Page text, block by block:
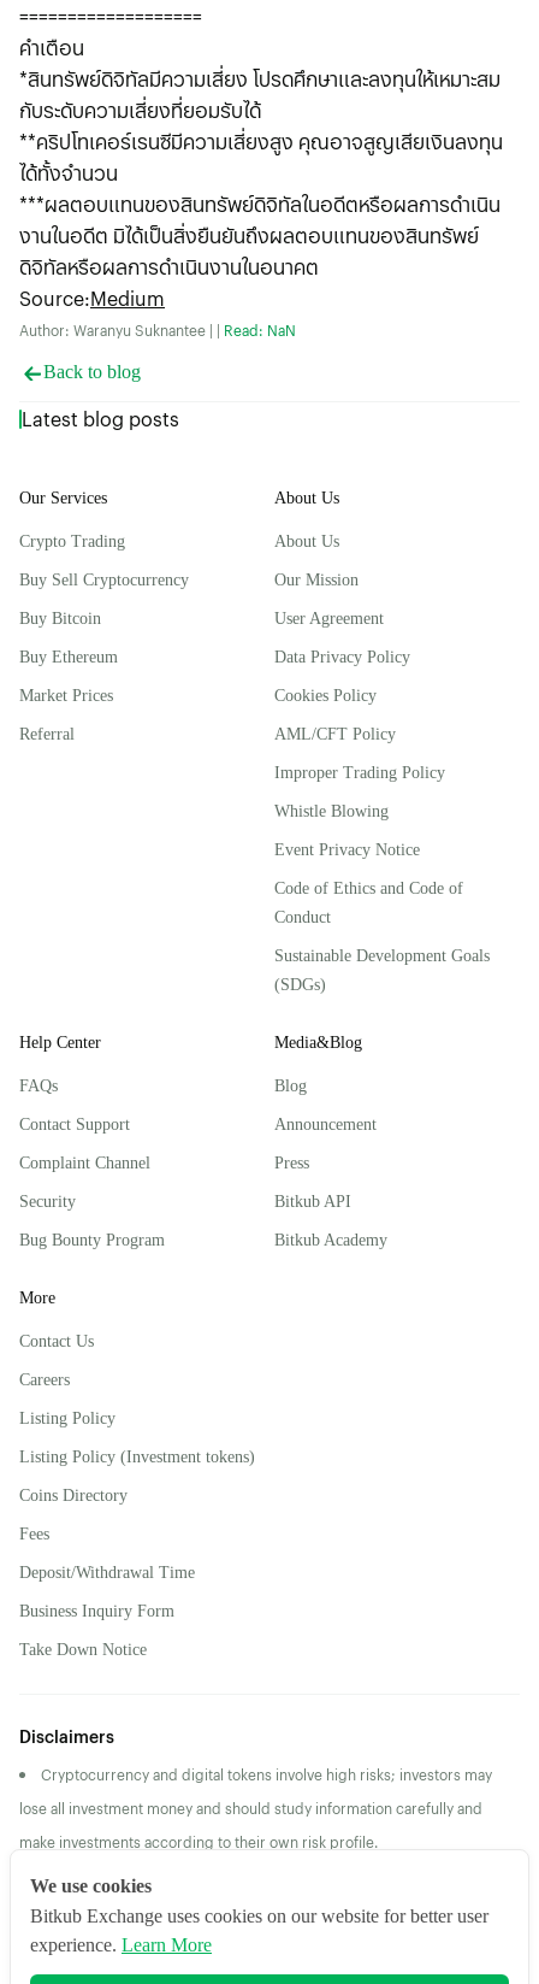
===================
คำเตือน
*สินทรัพย์ดิจิทัลมีความเสี่ยง โปรดศึกษาและลงทุนให้เหมาะสม
กับระดับความเสี่ยงที่ยอมรับได้
**คริปโทเคอร์เรนซีมีความเสี่ยงสูง คุณอาจสูญเสียเงินลงทุน
ได้ทั้งจํานวน
***ผลตอบแทนของสินทรัพย์ดิจิทัลในอดีตหรือผลการดําเนิน
งานในอดีต มิได้เป็นสิ่งยืนยันถึงผลตอบแทนของสินทรัพย์
ดิจิทัลหรือผลการดําเนินงานในอนาคต
Source:Medium
Author: Waranyu Suknantee | | Read: NaN
Back to blog
Latest blog posts
Our Services
Crypto Trading
Buy Sell Cryptocurrency
Buy Bitcoin
Buy Ethereum
Market Prices
Referral
About Us
About Us
Our Mission
User Agreement
Data Privacy Policy
Cookies Policy
AML/CFT Policy
Improper Trading Policy
Whistle Blowing
Event Privacy Notice
Code of Ethics and Code of
Conduct
Sustainable Development Goals
(SDGs)
Help Center
FAQs
Contact Support
Complaint Channel
Security
Bug Bounty Program
Media&Blog
Blog
Announcement
Press
Bitkub API
Bitkub Academy
More
Contact Us
Careers
Listing Policy
Listing Policy (Investment tokens)
Coins Directory
Fees
Deposit/Withdrawal Time
Business Inquiry Form
Take Down Notice
Disclaimers
Cryptocurrency and digital tokens involve high risks; investors may
lose all investment money and should study information carefully and
make investments according to their own risk profile.
Returns/Past Performance does not guarantee future
returns/performance
We use cookies
Bitkub Exchange uses cookies on our website for better user
experience. Learn More